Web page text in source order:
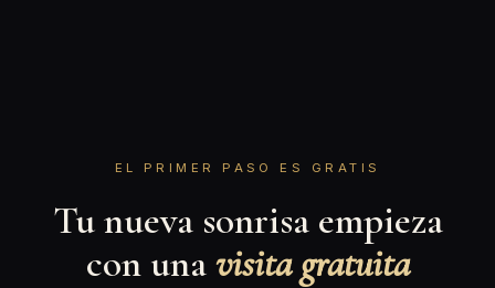
EL PRIMER PASO ES GRATIS
Tu nueva sonrisa empieza
con unavisita gratuita